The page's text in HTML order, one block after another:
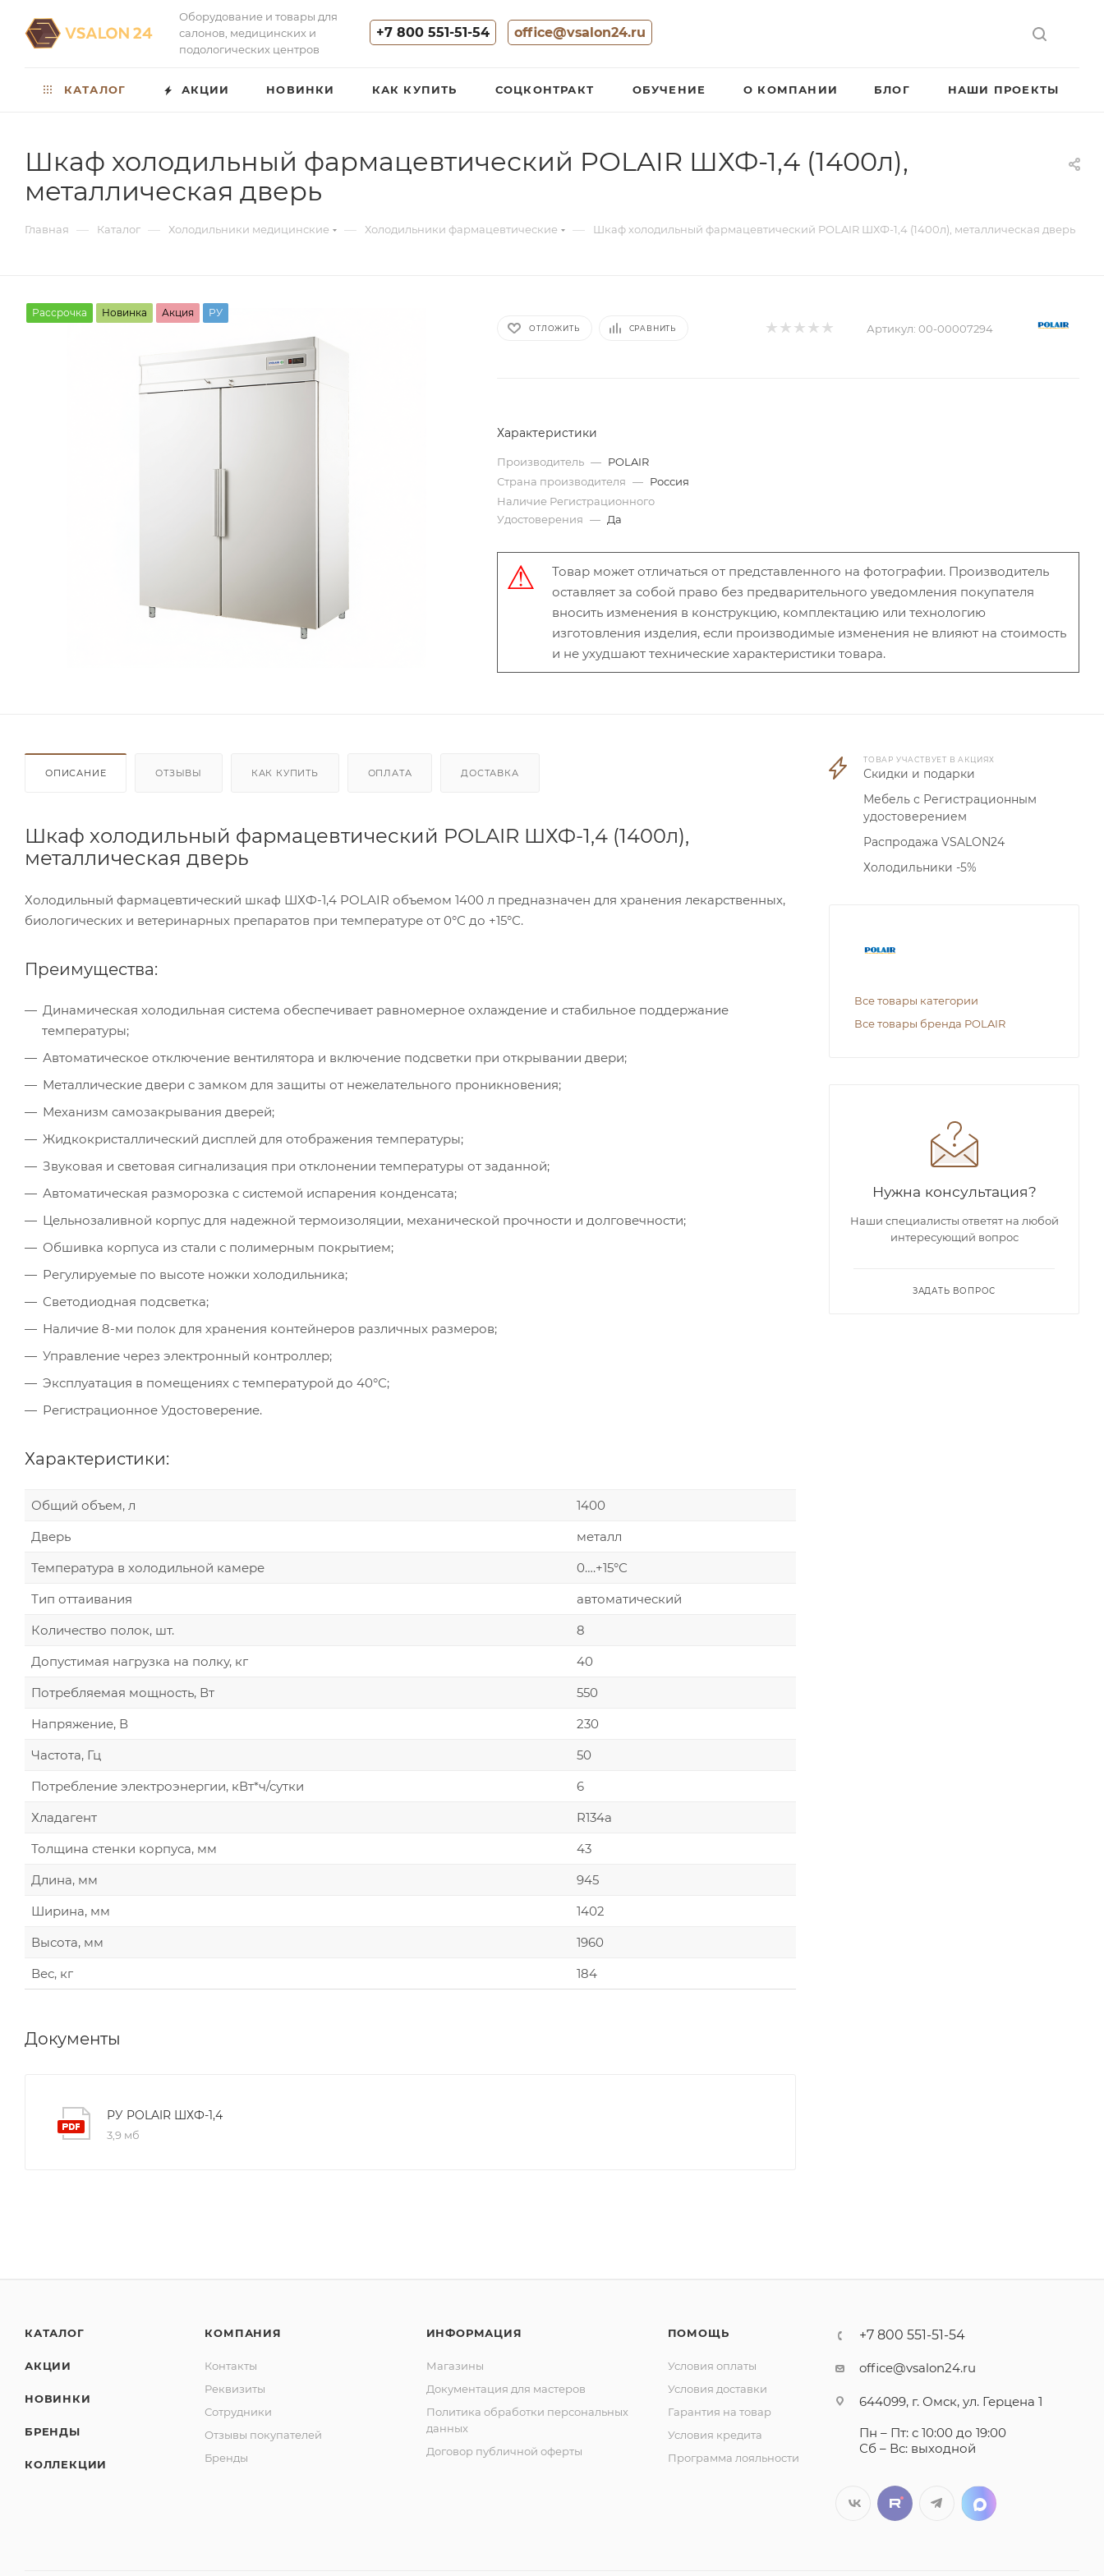
Оборудование и товары для
салонов, медицинских и
подологических центров
+7 800 551-51-54 office@vsalon24.ru
КАТАЛОГ АКЦИИ НОВИНКИ КАК КУПИТЬ СОЦКОНТРАКТ ОБУЧЕНИЕ О КОМПАНИИ БЛОГ НАШИ ПРОЕКТЫ
Шкаф холодильный фармацевтический POLAIR ШХФ-1,4 (1400л),
металлическая дверь
Главная — Каталог — Холодильники медицинские — Холодильники фармацевтические — Шкаф холодильный фармацевтический POLAIR ШХФ-1,4 (1400л), металлическая дверь
Рассрочка Новинка Акция РУ
ОТЛОЖИТЬ СРАВНИТЬ Артикул: 00-00007294
Характеристики
Производитель — POLAIR
Страна производителя — Россия
Наличие Регистрационного
Удостоверения — Да
Товар может отличаться от представленного на фотографии. Производитель
оставляет за собой право без предварительного уведомления покупателя
вносить изменения в конструкцию, комплектацию или технологию
изготовления изделия, если производимые изменения не влияют на стоимость
и не ухудшают технические характеристики товара.
ОПИСАНИЕ ОТЗЫВЫ КАК КУПИТЬ ОПЛАТА ДОСТАВКА
Шкаф холодильный фармацевтический POLAIR ШХФ-1,4 (1400л),
металлическая дверь
Холодильный фармацевтический шкаф ШХФ-1,4 POLAIR объемом 1400 л предназначен для хранения лекарственных,
биологических и ветеринарных препаратов при температуре от 0°С до +15°С.
Преимущества:
Динамическая холодильная система обеспечивает равномерное охлаждение и стабильное поддержание
температуры;
Автоматическое отключение вентилятора и включение подсветки при открывании двери;
Металлические двери с замком для защиты от нежелательного проникновения;
Механизм самозакрывания дверей;
Жидкокристаллический дисплей для отображения температуры;
Звуковая и световая сигнализация при отклонении температуры от заданной;
Автоматическая разморозка с системой испарения конденсата;
Цельнозаливной корпус для надежной термоизоляции, механической прочности и долговечности;
Обшивка корпуса из стали с полимерным покрытием;
Регулируемые по высоте ножки холодильника;
Светодиодная подсветка;
Наличие 8-ми полок для хранения контейнеров различных размеров;
Управление через электронный контроллер;
Эксплуатация в помещениях с температурой до 40°С;
Регистрационное Удостоверение.
Характеристики:
Общий объем, л
1400
Дверь
металл
Температура в холодильной камере
0….+15°С
Тип оттаивания
автоматический
Количество полок, шт.
8
Допустимая нагрузка на полку, кг
40
Потребляемая мощность, Вт
550
Напряжение, В
230
Частота, Гц
50
Потребление электроэнергии, кВт*ч/сутки
6
Хладагент
R134a
Толщина стенки корпуса, мм
43
Длина, мм
945
Ширина, мм
1402
Высота, мм
1960
Вес, кг
184
Документы
РУ POLAIR ШХФ-1,4
3,9 мб
ТОВАР УЧАСТВУЕТ В АКЦИЯХ
Скидки и подарки
Мебель с Регистрационным
удостоверением
Распродажа VSALON24
Холодильники -5%
Все товары категории
Все товары бренда POLAIR
Нужна консультация?
Наши специалисты ответят на любой
интересующий вопрос
ЗАДАТЬ ВОПРОС
КАТАЛОГ
АКЦИИ
НОВИНКИ
БРЕНДЫ
КОЛЛЕКЦИИ
КОМПАНИЯ
Контакты
Реквизиты
Сотрудники
Отзывы покупателей
Бренды
ИНФОРМАЦИЯ
Магазины
Документация для мастеров
Политика обработки персональных
данных
Договор публичной оферты
ПОМОЩЬ
Условия оплаты
Условия доставки
Гарантия на товар
Условия кредита
Программа лояльности
+7 800 551-51-54
office@vsalon24.ru
644099, г. Омск, ул. Герцена 1
Пн – Пт: с 10:00 до 19:00
Сб – Вс: выходной